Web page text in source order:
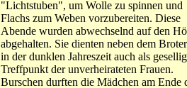
"Lichtstuben", um Wolle zu spinnen und
Flachs zum Weben vorzubereiten. Diese
Abende wurden abwechselnd auf den
abgehalten. Sie dienten neben dem
in der dunklen Jahreszeit auch als
Treffpunkt der unverheirateten Frauen.
Burschen durften die Mädchen am Ende